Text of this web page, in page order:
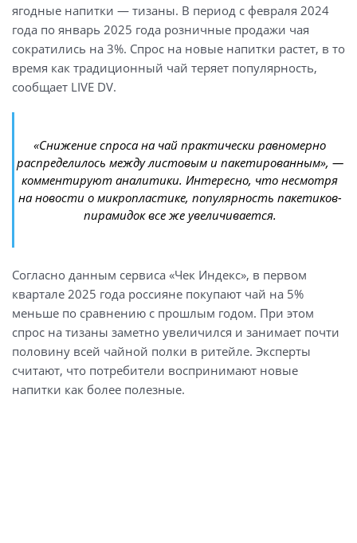
ягодные напитки — тизаны. В период с февраля 2024
года по январь 2025 года розничные продажи чая
сократились на 3%. Спрос на новые напитки растет, в то
время как традиционный чай теряет популярность,
сообщает LIVE DV.
«Снижение спроса на чай практически равномерно
распределилось между листовым и пакетированным», —
комментируют аналитики. Интересно, что несмотря
на новости о микропластике, популярность пакетиков-
пирамидок все же увеличивается.
Согласно данным сервиса «Чек Индекс», в первом
квартале 2025 года россияне покупают чай на 5%
меньше по сравнению с прошлым годом. При этом
спрос на тизаны заметно увеличился и занимает почти
половину всей чайной полки в ритейле. Эксперты
считают, что потребители воспринимают новые
напитки как более полезные.